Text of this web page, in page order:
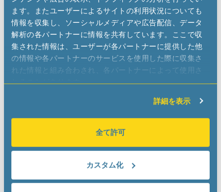
ます。またユーザーによるサイトの利用状況についても
情報を収集し、ソーシャルメディアや広告配信、データ
解析の各パートナーに情報を共有しています。ここで収
集された情報は、ユーザーが各パートナーに提供した他
の情報や各パートナーのサービスを使用した際に収集さ
れた情報と組み合わされ、各パートナーによって使用さ
詳細を表示
全て許可
カスタム化
WDI USA Corporation
www.wdi-usa.com
sales
wdi-usa com
MCTA
MicroCrystal
mctarep com